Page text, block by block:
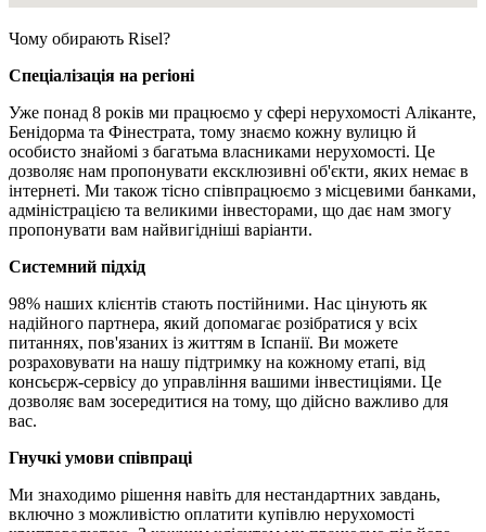
Чому обирають Risel?
Спеціалізація на регіоні
Уже понад 8 років ми працюємо у сфері нерухомості Аліканте,
Бенідорма та Фінестрата, тому знаємо кожну вулицю й
особисто знайомі з багатьма власниками нерухомості. Це
дозволяє нам пропонувати ексклюзивні об'єкти, яких немає в
інтернеті. Ми також тісно співпрацюємо з місцевими банками,
адміністрацією та великими інвесторами, що дає нам змогу
пропонувати вам найвигідніші варіанти.
Системний підхід
98% наших клієнтів стають постійними. Нас цінують як
надійного партнера, який допомагає розібратися у всіх
питаннях, пов'язаних із життям в Іспанії. Ви можете
розраховувати на нашу підтримку на кожному етапі, від
консьєрж-сервісу до управління вашими інвестиціями. Це
дозволяє вам зосередитися на тому, що дійсно важливо для
вас.
Гнучкі умови співпраці
Ми знаходимо рішення навіть для нестандартних завдань,
включно з можливістю оплатити купівлю нерухомості